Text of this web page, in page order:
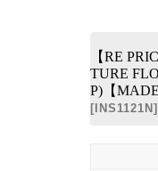
【RE
TURE
P)【
[ INS1121N ]